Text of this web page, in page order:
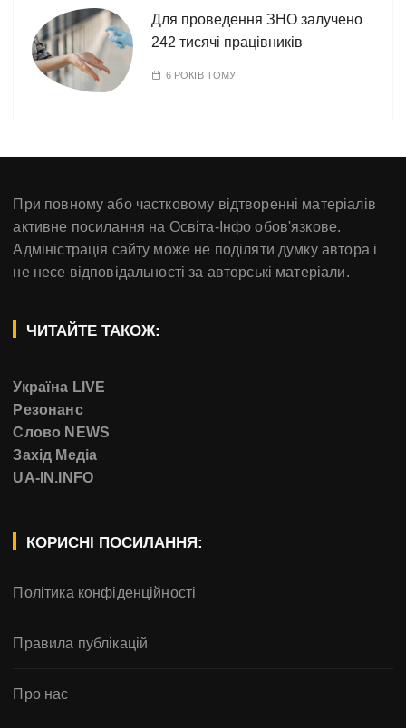
Для проведення ЗНО залучено
242 тисячі працівників
6 РОКІВ ТОМУ
При повному або частковому відтворенні матеріалів
активне посилання на Освіта-Інфо обов'язкове.
Адміністрація сайту може не поділяти думку автора і
не несе відповідальності за авторські матеріали.
ЧИТАЙТЕ ТАКОЖ:
Україна LIVE
Резонанс
Слово NEWS
Захід Медіа
UA-IN.INFO
КОРИСНІ ПОСИЛАННЯ:
Політика конфіденційності
Правила публікацій
Про нас